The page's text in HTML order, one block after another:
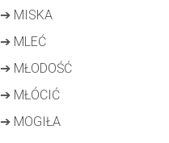
➔MISKA
➔MLEĆ
➔MŁODOŚĆ
➔MŁÓCIĆ
➔MOGIŁA